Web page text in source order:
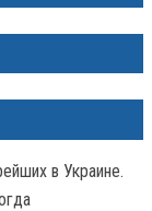
в Украине.